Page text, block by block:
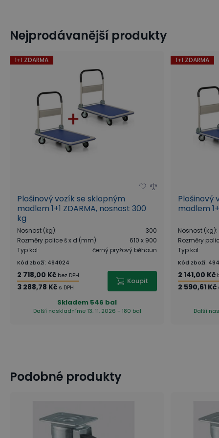
Nejprodávanější produkty
1+1 ZDARMA
Plošinový vozík se sklopným
madlem 1+1 ZDARMA, nosnost 300
kg
Nosnost (kg):
300
Rozměry police š x d (mm):
610 x 900
Typ kol: černý pryžový běhoun
Kód zboží: 494024
2 718,00 Kč bez DPH
3 288,78 Kč s DPH
Koupit
Skladem 546 bal
Další naskladníme 13. 11. 2026 - 180 bal
1+1 ZDARMA
Plošinový
madlem
Nosnost (kg):
Rozměry
Typ kol:
Kód zboží:
2 141,00 Kč
2 590,61 Kč
Další
Jak je to s nosností koleček?
Teplotní a chemická odolnost, otěruvzdornost
Typ ložisek, odpor valivého tření a otáčení
Podobné produkty